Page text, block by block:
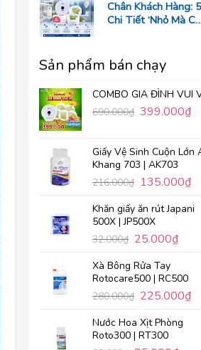
Chân Khách Hàng: 5
Chi Tiết ‘Nhỏ Mà Có
Sản phẩm bán chạy
COMBO GIA ĐÌNH VUI
690.000₫ 399.000₫
Giấy Vệ Sinh Cuộn Lớn
Khang 703 | AK703
216.000₫ 135.000₫
Khăn giấy ăn rút Japani
500X | JP500X
32.000₫ 25.000₫
Xà Bông Rửa Tay
Rotocare500 | RC500
280.000₫ 225.000₫
Nước Hoa Xịt Phòng
Roto300 | RT300